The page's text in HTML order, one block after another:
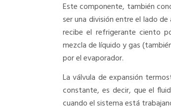
Este componente, también
ser una división entre el lado
recibe el refrigerante ciento
mezcla de líquido y gas
por el evaporador.
La válvula de expansión
constante, es decir, que el
cuando el sistema está